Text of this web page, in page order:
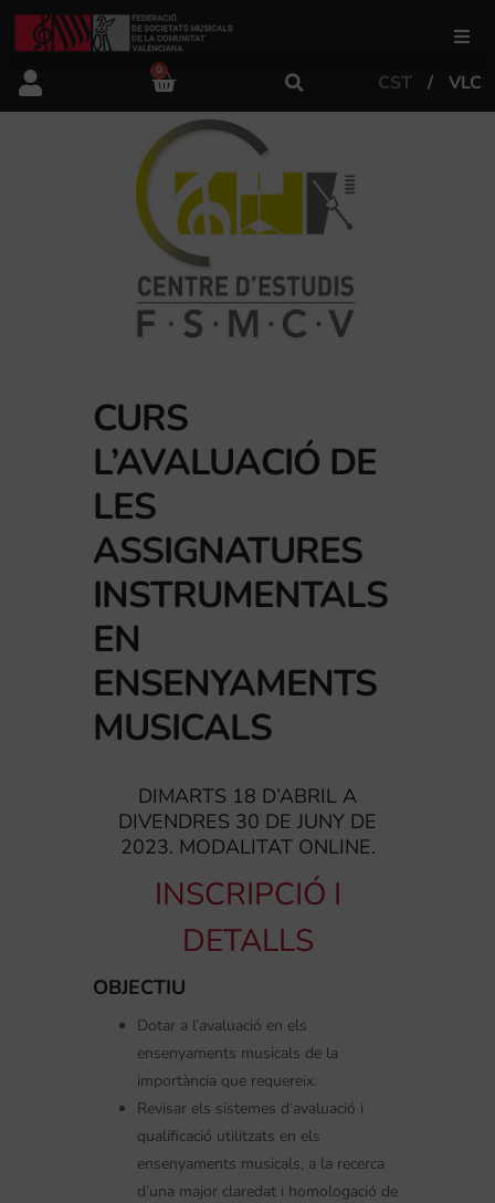
FSMCV
Àrea de gestió
Àrea educativa
Àrea Artística
0
CST VLC
CURS
L’AVALUACIÓ DE
LES
ASSIGNATURES
INSTRUMENTALS
EN
ENSENYAMENTS
MUSICALS
DIMARTS 18 D’ABRIL A
DIVENDRES 30 DE JUNY DE
2023. MODALITAT ONLINE.
INSCRIPCIÓ I
DETALLS
OBJECTIU
Dotar a l’avaluació en els
ensenyaments musicals de la
importància que requereix.
Revisar els sistemes d’avaluació i
qualificació utilitzats en els
ensenyaments musicals, a la recerca
d’una major claredat i homologació de